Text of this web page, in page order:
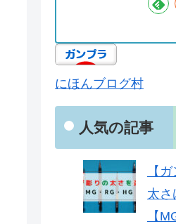
にほんブログ村
人気の記事
【
太さ
【